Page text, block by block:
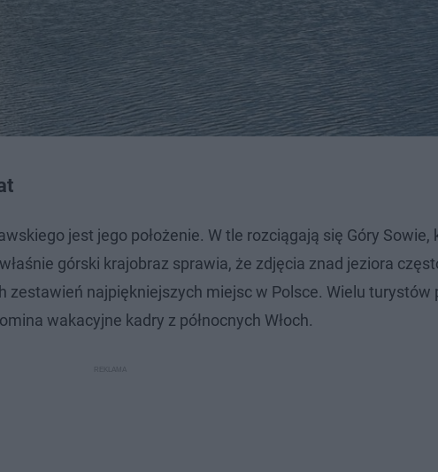
jest jego położenie. W tle rozciągają się Góry Sowie,
górski krajobraz sprawia, że zdjęcia znad jeziora
zestawień najpiękniejszych miejsc w Polsce. Wielu turystów
wakacyjne kadry z północnych Włoch.